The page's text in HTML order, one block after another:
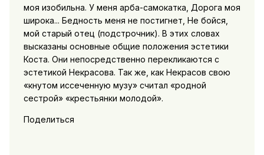
моя изобильна. У меня арба-самокатка, Дорога моя
широка... Бедность меня не постигнет, Не бойся,
мой старый отец (подстрочник). В этих словах
высказаны основные общие положения эстетики
Коста. Они непосредственно перекликаются с
эстетикой Некрасова. Так же, как Некрасов свою
«кнутом иссеченную музу» считал «родной
сестрой» «крестьянки молодой».
Поделиться